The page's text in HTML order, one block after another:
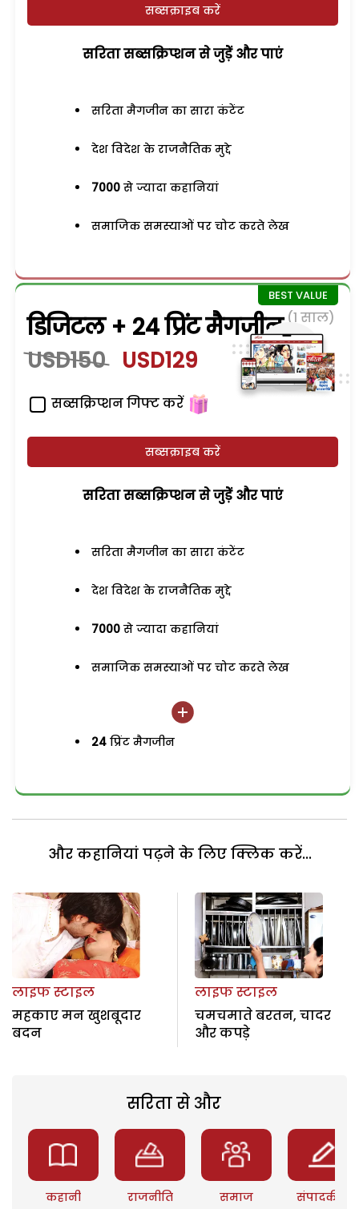
सब्सक्राइब करें
सरिता सब्सक्रिप्शन से जुड़ेें और पाएं
सरिता मैगजीन का सारा कंटेंट
देश विदेश के राजनैतिक मुद्दे
7000 से ज्यादा कहानियां
समाजिक समस्याओं पर चोट करते लेख
डिजिटल + 24 प्रिंट मैगजीन (1 साल)
USD150 USD129
सब्सक्रिप्शन गिफ्ट करें
सब्सक्राइब करें
सरिता सब्सक्रिप्शन से जुड़ेें और पाएं
सरिता मैगजीन का सारा कंटेंट
देश विदेश के राजनैतिक मुद्दे
7000 से ज्यादा कहानियां
समाजिक समस्याओं पर चोट करते लेख
24 प्रिंट मैगजीन
और कहानियां पढ़ने के लिए क्लिक करें...
लाइफ स्टाइल
महकाए मन खुशबूदार
बदन
लाइफ स्टाइल
चमचमाते बरतन, चादर
और कपड़े
सरिता से और
कहानी राजनीति समाज संपादकीय